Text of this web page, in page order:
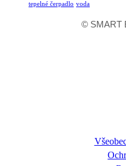
tepelné čerpadlo voda
© SMART